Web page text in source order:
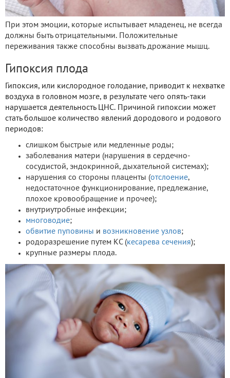
При этом эмоции, которые испытывает младенец, не всегда
должны быть отрицательными. Положительные
переживания также способны вызвать дрожание мышц.
Гипоксия плода
Гипоксия, или кислородное голодание, приводит к нехватке
воздуха в головном мозге, в результате чего опять-таки
нарушается деятельность ЦНС. Причиной гипоксии может
стать большое количество явлений дородового и родового
периодов:
слишком быстрые или медленные роды;
заболевания матери (нарушения в сердечно-
сосудистой, эндокринной, дыхательной системах);
нарушения со стороны плаценты (отслоение,
недостаточное функционирование, предлежание,
плохое кровообращение и прочее);
внутриутробные инфекции;
многоводие;
обвитие пуповины и возникновение узлов;
родоразрешение путем КС (кесарева сечения);
крупные размеры плода.